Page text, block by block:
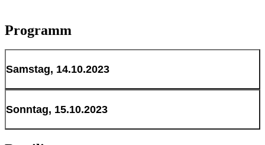
Programm
Samstag, 14.10.2023
17:00
Sonntag, 15.10.2023